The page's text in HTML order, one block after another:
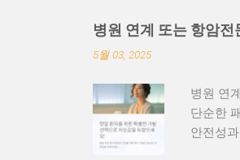
병원 연계 또는 항암
5월 03, 2025
병원 연
단순한
안전성